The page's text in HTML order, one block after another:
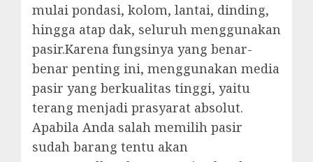
mulai pondasi, kolom, lantai, dinding,
hingga atap dak, seluruh menggunakan
pasir.Karena fungsinya yang benar-
benar penting ini, menggunakan media
pasir yang berkualitas tinggi, yaitu
terang menjadi prasyarat absolut.
Apabila Anda salah memilih pasir
sudah barang tentu akan